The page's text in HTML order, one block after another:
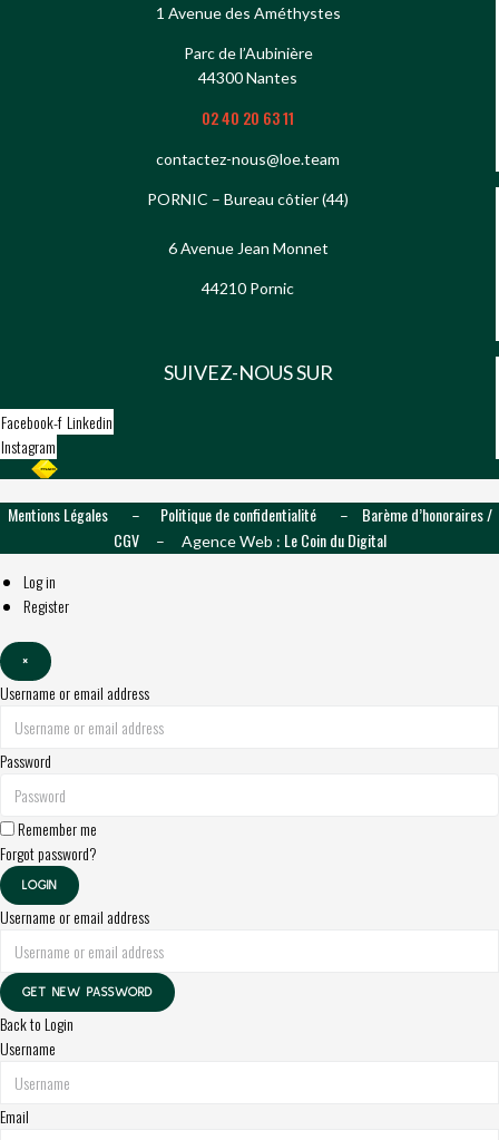
1 Avenue des Améthystes
Parc de l’Aubinière
44300 Nantes
02 40 20 63 11
contactez-nous@loe.team
PORNIC – Bureau côtier (44)
6 Avenue Jean Monnet
44210 Pornic
SUIVEZ-NOUS SUR
Facebook-f Linkedin
Instagram
Mentions Légales– Politique de confidentialité– Barème d’honoraires /
CGV– Agence Web : Le Coin du Digital
Log in
Register
×
Username or email address
Password
Remember me
Forgot password?
LOGIN
Username or email address
GET NEW PASSWORD
Back to Login
Username
Email